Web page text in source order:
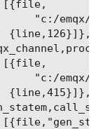
"c:/
{line,126}]},
"c:/
{line,415}]},